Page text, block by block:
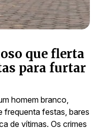
que flerta
para furtar
homem branco,
frequenta festas, bares
de vítimas. Os crimes